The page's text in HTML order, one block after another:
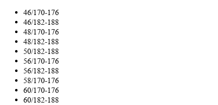
46/170-176
46/182-188
48/170-176
48/182-188
50/182-188
56/170-176
56/182-188
58/170-176
60/170-176
60/182-188